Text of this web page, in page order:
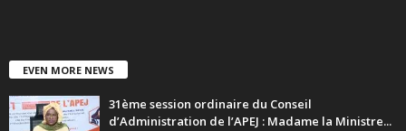
EVEN MORE NEWS
31ème session ordinaire du Conseil
d’Administration de l’APEJ : Madame la Ministre...